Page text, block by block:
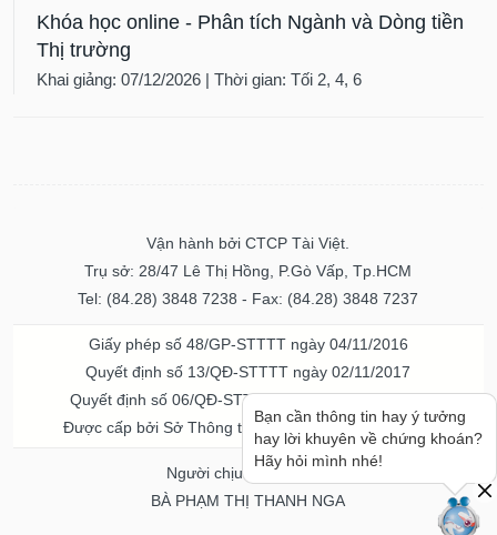
Khóa học online - Phân tích Ngành và Dòng tiền
Thị trường
Khai giảng: 07/12/2026 | Thời gian: Tối 2, 4, 6
Vận hành bởi CTCP Tài Việt.
Trụ sở: 28/47 Lê Thị Hồng, P.Gò Vấp, Tp.HCM
Tel: (84.28) 3848 7238 - Fax: (84.28) 3848 7237
Giấy phép số 48/GP-STTTT ngày 04/11/2016
Quyết định số 13/QĐ-STTTT ngày 02/11/2017
Quyết định số 06/QĐ-STTTT-ICP ngày 20/07/2023
Được cấp bởi Sở Thông tin và Truyền thông TPHCM
Người chịu trách nhiệm
BÀ PHẠM THỊ THANH NGA
Bạn cần thông tin hay ý tưởng
hay lời khuyên về chứng khoán?
Hãy hỏi mình nhé!